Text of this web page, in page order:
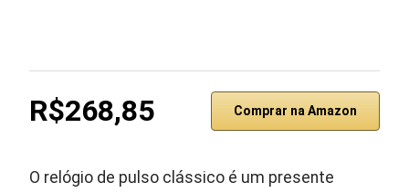
R$268,85 Comprar na Amazon
O relógio de pulso clássico é um presente